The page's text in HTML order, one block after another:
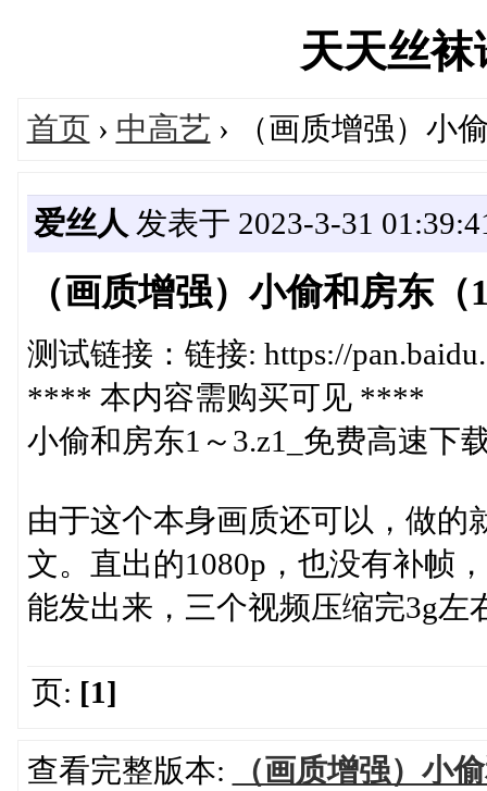
天天丝
首页 › 中高艺 › （画质增强）小
爱丝人 发表于 2023-3-31
（画质增强）小偷和房东（
测试链接：链接: https://
**** 本内容需购买可见 ****
小偷和房东1～3.z1_免费高速下
由于这个本身画质还可以，做的
文。直出的1080p，也没有补帧
能发出来，三个视频压缩完3g左
页: [1]
查看完整版本: （画质增强）小